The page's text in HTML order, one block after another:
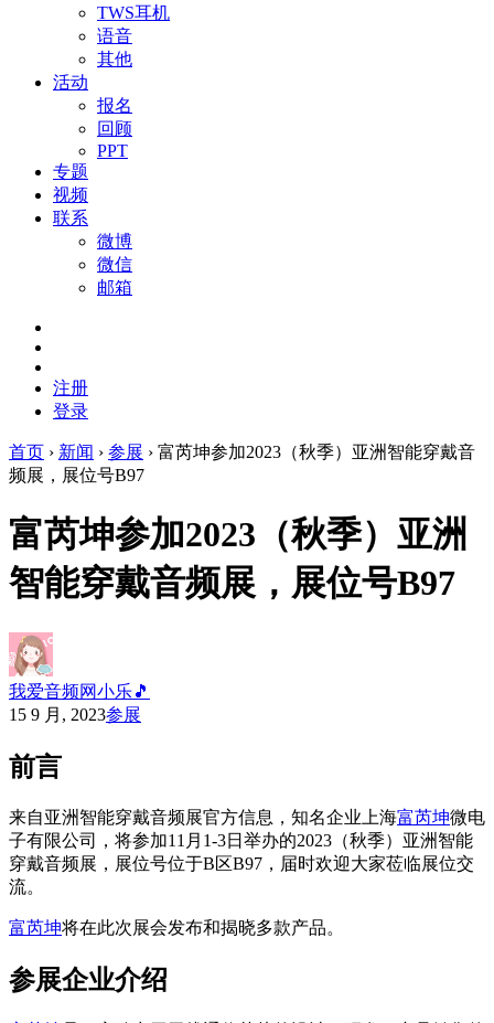
TWS耳机
语音
其他
活动
报名
回顾
PPT
专题
视频
联系
微博
微信
邮箱
注册
登录
首页 › 新闻 › 参展 › 富芮坤参加2023（秋季）亚洲智能穿戴音
频展，展位号B97
富芮坤参加2023（秋季）亚洲
智能穿戴音频展，展位号B97
我爱音频网小乐🎵
15 9 月, 2023参展
前言
来自亚洲智能穿戴音频展官方信息，知名企业上海富芮坤微电
子有限公司，将参加11月1-3日举办的2023（秋季）亚洲智能
穿戴音频展，展位号位于B区B97，届时欢迎大家莅临展位交
流。
富芮坤将在此次展会发布和揭晓多款产品。
参展企业介绍